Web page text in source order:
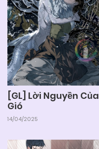
[GL] Lời Nguyền Của
Gió
14/04/2025